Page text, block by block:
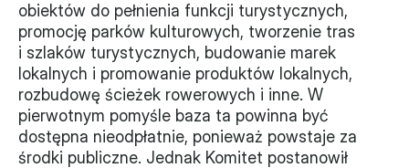
obiektów do pełnienia funkcji turystycznych,
promocję parków kulturowych, tworzenie tras
i szlaków turystycznych, budowanie marek
lokalnych i promowanie produktów lokalnych,
rozbudowę ścieżek rowerowych i inne. W
pierwotnym pomyśle baza ta powinna być
dostępna nieodpłatnie, ponieważ powstaje za
środki publiczne. Jednak Komitet postanowił